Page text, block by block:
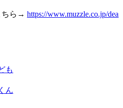
ちら→ https://www.muzzle.co.jp/dea
も
ん